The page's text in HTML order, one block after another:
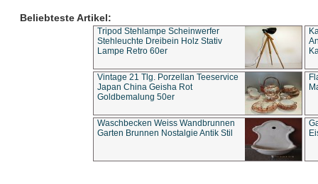
Beliebteste Artikel:
Tripod Stehlampe Scheinwerfer
Stehleuchte Dreibein Holz Stativ
Lampe Retro 60er
Vintage 21 Tlg. Porzellan Teeservice
Japan China Geisha Rot
Goldbemalung 50er
Waschbecken Weiss Wandbrunnen
Garten Brunnen Nostalgie Antik Stil